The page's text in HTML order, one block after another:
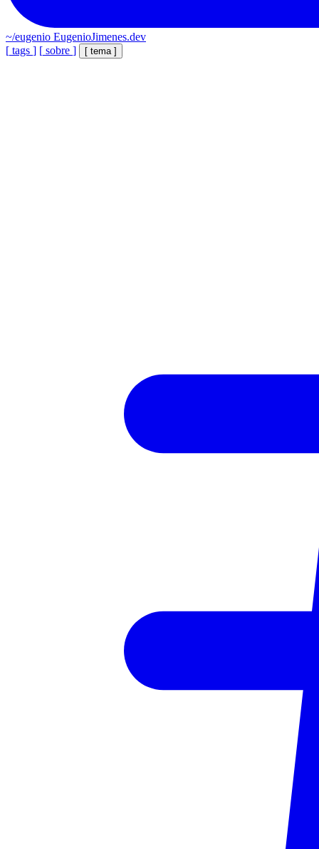
~/eugenio EugenioJimenes.dev
[ tags ] [ sobre ] [ tema ]